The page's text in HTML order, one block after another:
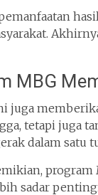
MBG
juga
tetapi juga
dalam satu
program
sadar